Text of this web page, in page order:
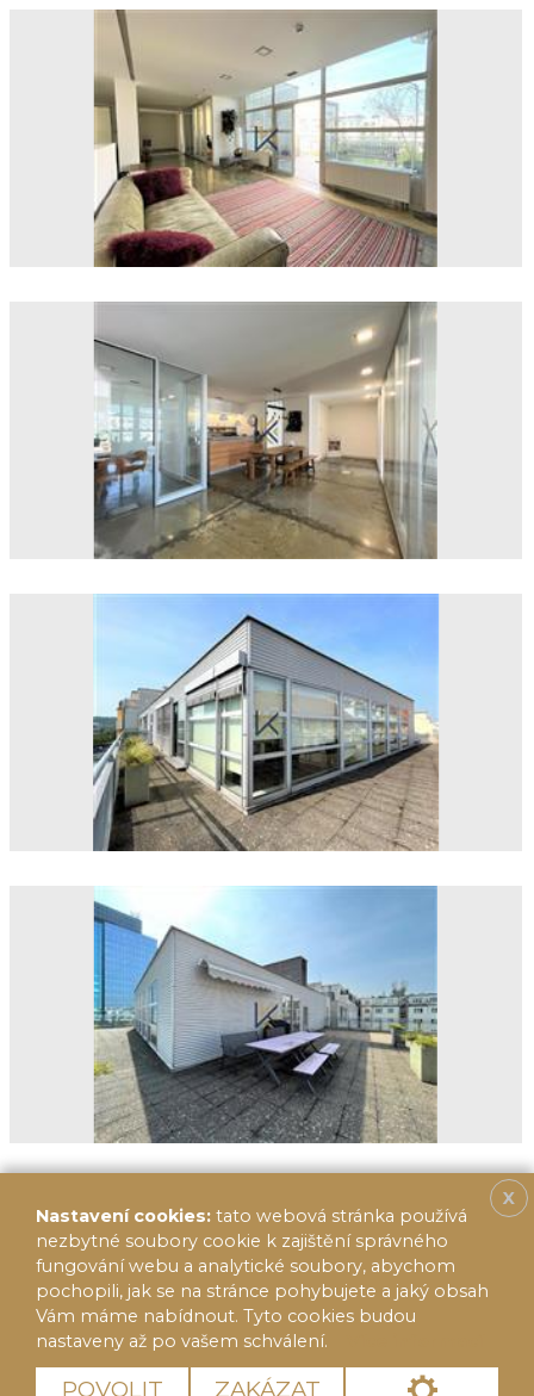
© 2020 FF Reality 2014, s.r.o.
X
Nastavení cookies: tato webová stránka používá
nezbytné soubory cookie k zajištění správného
fungování webu a analytické soubory, abychom
pochopili, jak se na stránce pohybujete a jaký obsah
Vám máme nabídnout. Tyto cookies budou
nastaveny až po vašem schválení.
POVOLIT ZAKÁZAT